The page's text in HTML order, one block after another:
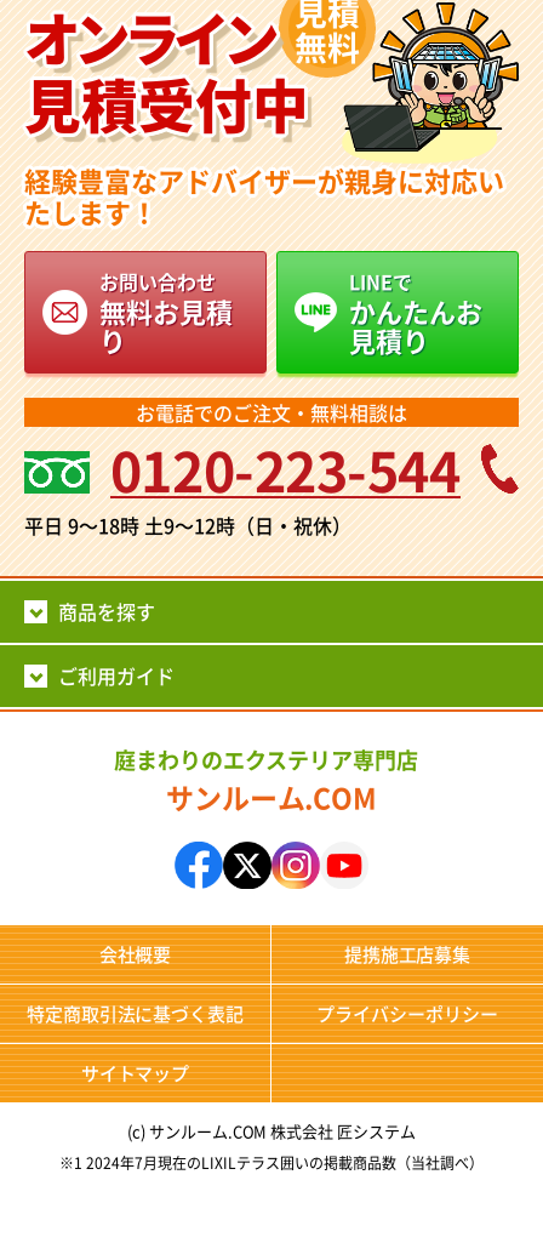
オンライン
見積受付中
見積
無料
経験豊富なアドバイザーが親身に対応い
たします！
お問い合わせ
無料お見積
り
LINEで
かんたんお
見積り
お電話でのご注文・無料相談は
0120-223-544
平日 9～18時土9～12時（日・祝休）
商品を探す
ご利用ガイド
庭まわりのエクステリア専門店
サンルーム.COM
会社概要 提携施工店募集
特定商取引法に基づく表記 プライバシーポリシー
サイトマップ
(c) サンルーム.COM 株式会社 匠システム
※1 2024年7月現在のLIXILテラス囲いの掲載商品数（当社調べ）